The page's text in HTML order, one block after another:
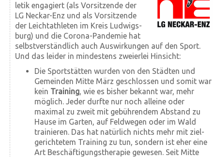
letik engagiert (als Vor­sit­zende der
LG Neckar-Enz und als Vor­sit­zende
der Leicht­athleten im Kreis Ludwigs­
burg) und die Corona-Pandemie hat
selbst­ver­ständlich auch Aus­wirkungen auf den Sport.
Und das leider in mindestens zweierlei Hinsicht:
Die Sportstätten wurden von den Städten und
Gemeinden Mitte März geschlossen und somit war
kein Training, wie es bisher bekannt war, mehr
möglich. Jeder durfte nur noch alleine oder
maximal zu zweit mit gebührendem Abstand zu
Hause im Garten, auf Feld­wegen oder im Wald
trainieren. Das hat natürlich nichts mehr mit ziel­
gerichtetem Training zu tun, sondern ist eher eine
Art Beschäftigungs­therapie gewesen. Seit Mitte